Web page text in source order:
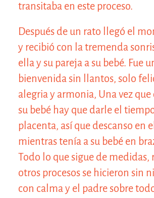
transitaba en este proceso.
Después de un rato llegó el
y recibió con la tremenda
ella y su pareja a su bebé. Fue
bienvenida sin llantos, solo
alegria y armonia, Una vez que
su bebé hay que darle el
placenta, así que descanso en
mientras tenía a su bebé en
Todo lo que sigue de medidas,
otros procesos se hicieron sin
con calma y el padre sobre